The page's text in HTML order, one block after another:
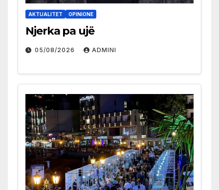
AKTUALITET OPINIONE
Njerka pa ujë
05/08/2026 ADMINI